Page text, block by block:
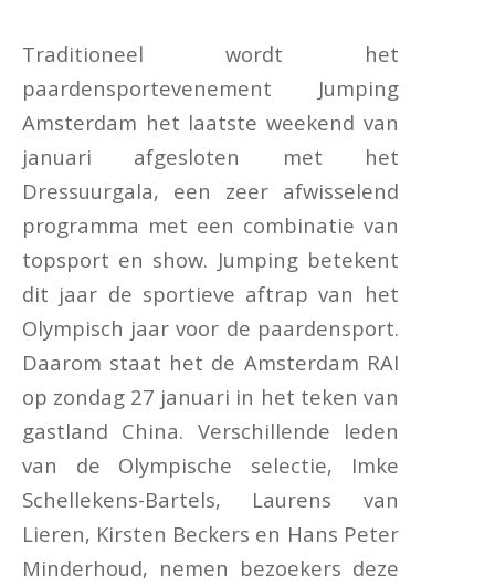
Traditioneel wordt het
paardensportevenement Jumping
Amsterdam het laatste weekend van
januari afgesloten met het
Dressuurgala, een zeer afwisselend
programma met een combinatie van
topsport en show. Jumping betekent
dit jaar de sportieve aftrap van het
Olympisch jaar voor de paardensport.
Daarom staat het de Amsterdam RAI
op zondag 27 januari in het teken van
gastland China. Verschillende leden
van de Olympische selectie, Imke
Schellekens-Bartels, Laurens van
Lieren, Kirsten Beckers en Hans Peter
Minderhoud, nemen bezoekers deze